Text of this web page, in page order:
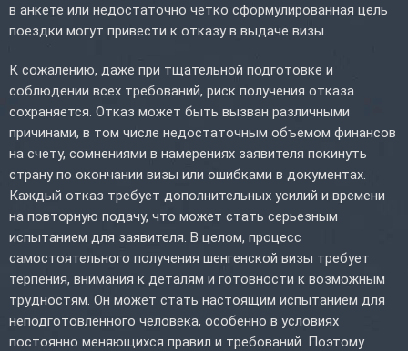
в анкете или недостаточно четко сформулированная цель
поездки могут привести к отказу в выдаче визы.
К сожалению, даже при тщательной подготовке и
соблюдении всех требований, риск получения отказа
сохраняется. Отказ может быть вызван различными
причинами, в том числе недостаточным объемом финансов
на счету, сомнениями в намерениях заявителя покинуть
страну по окончании визы или ошибками в документах.
Каждый отказ требует дополнительных усилий и времени
на повторную подачу, что может стать серьезным
испытанием для заявителя. В целом, процесс
самостоятельного получения шенгенской визы требует
терпения, внимания к деталям и готовности к возможным
трудностям. Он может стать настоящим испытанием для
неподготовленного человека, особенно в условиях
постоянно меняющихся правил и требований. Поэтому